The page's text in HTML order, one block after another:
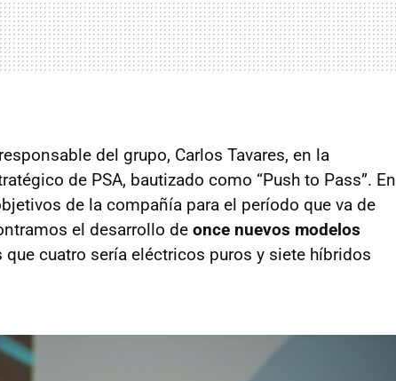
del grupo, Carlos Tavares, en la
de PSA, bautizado como “Push to Pass”. En
de la compañía para el período que va de
el desarrollo de once nuevos modelos
que cuatro sería eléctricos puros y siete híbridos